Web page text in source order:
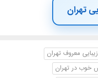
تهران
معروف تهران
خوب در تهران